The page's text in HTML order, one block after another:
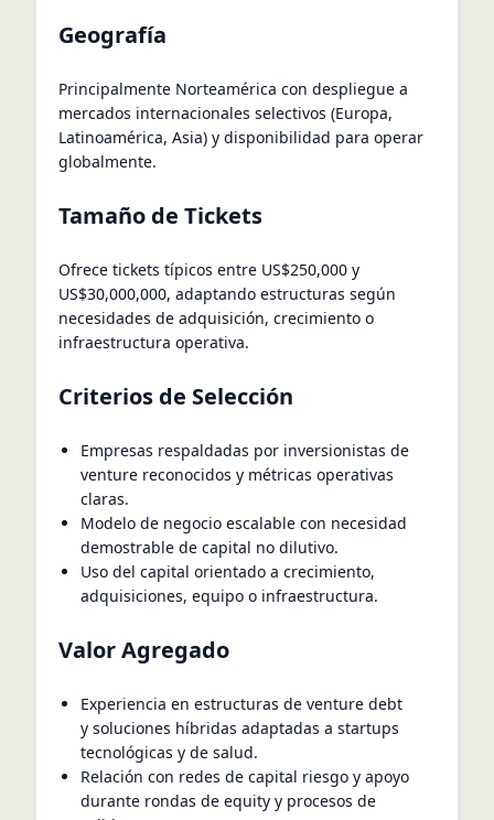
Geografía
Principalmente Norteamérica con despliegue a
mercados internacionales selectivos (Europa,
Latinoamérica, Asia) y disponibilidad para operar
globalmente.
Tamaño de Tickets
Ofrece tickets típicos entre US$250,000 y
US$30,000,000, adaptando estructuras según
necesidades de adquisición, crecimiento o
infraestructura operativa.
Criterios de Selección
Empresas respaldadas por inversionistas de
venture reconocidos y métricas operativas
claras.
Modelo de negocio escalable con necesidad
demostrable de capital no dilutivo.
Uso del capital orientado a crecimiento,
adquisiciones, equipo o infraestructura.
Valor Agregado
Experiencia en estructuras de venture debt
y soluciones híbridas adaptadas a startups
tecnológicas y de salud.
Relación con redes de capital riesgo y apoyo
durante rondas de equity y procesos de